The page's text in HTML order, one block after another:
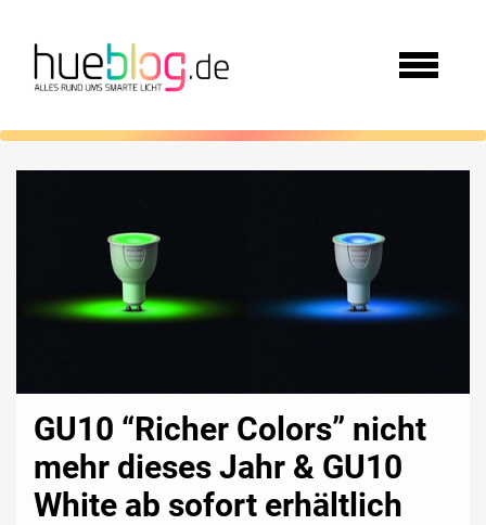
GU10 “Richer Colors” nicht
mehr dieses Jahr & GU10
White ab sofort erhältlich